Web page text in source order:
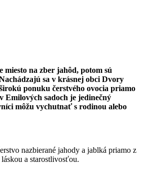
na zber jahôd, potom sú
sa v krásnej obci Dvory
ponuku čerstvého ovocia priamo
Emilových sadoch je jedinečný
môžu vychutnať s rodinou alebo
nazbierané jahody a jablká priamo z
a starostlivosťou.